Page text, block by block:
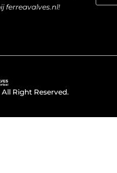
ferreavalves.nl!
Right Reserved.